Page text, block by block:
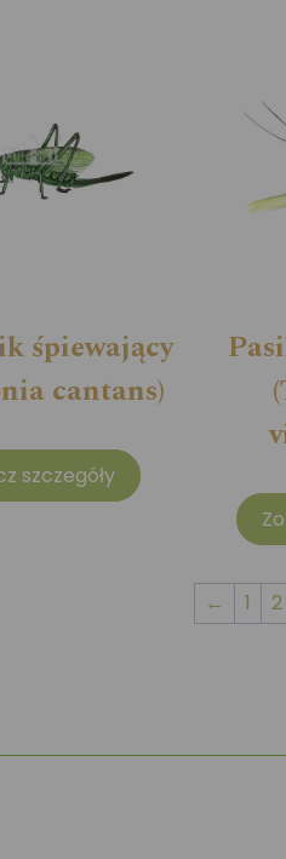
śpiewający
cantans)
szczegóły
← 1 2